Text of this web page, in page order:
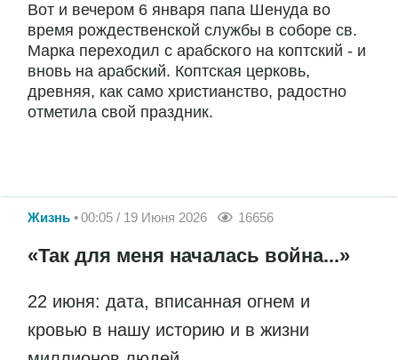
Вот и вечером 6 января папа Шенуда во
время рождественской службы в соборе св.
Марка переходил с арабского на коптский - и
вновь на арабский. Коптская церковь,
древняя, как само христианство, радостно
отметила свой праздник.
Жизнь 00:05 / 19 Июня 2026 16656
«Так для меня началась война...»
22 июня: дата, вписанная огнем и
кровью в нашу историю и в жизни